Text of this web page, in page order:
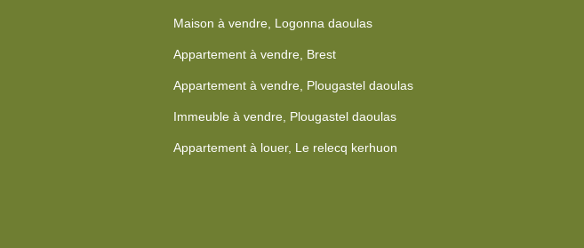
Maison à vendre, Logonna daoulas
Appartement à vendre, Brest
Appartement à vendre, Plougastel daoulas
Immeuble à vendre, Plougastel daoulas
Appartement à louer, Le relecq kerhuon